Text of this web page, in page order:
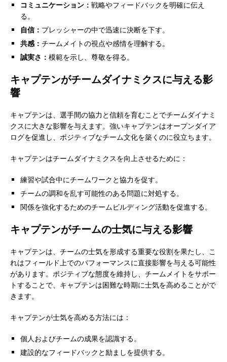
コミュニケーション： 戦略やフィードバックを明確に伝え
る。
自信： プレッシャーの中で迅速に決断を下す。
共感： チームメイトの視点や感情を理解する。
誠実さ： 模範を示し、尊敬を得る。
キャプテンがチームダイナミクスに与える影
響
キャプテンは、選手間の協力と信頼を育むことでチームダイナミ
クスに大きな影響を与えます。強いキャプテンはオープンダイア
ログを促進し、ポジティブなチーム文化を築くのに役立ちます。
キャプテンはチームダイナミクスを向上させるために：
練習や試合中にチームワークと協力を促す。
チームの調和を乱す可能性のある問題に対処する。
関係を強化するためのチームビルディング活動を促進する。
キャプテンがチームの士気に与える影響
キャプテンは、チームの士気を形成する重要な役割を果たし、こ
れはフィールド上でのパフォーマンスに直接影響を与える可能性
があります。ポジティブな態度を維持し、チームメイトをサポー
トすることで、キャプテンは困難な時期に士気を高めることがで
きます。
キャプテンが士気を高める方法には：
個人およびチームの成果を認識する。
建設的なフィードバックと励ましを提供する。